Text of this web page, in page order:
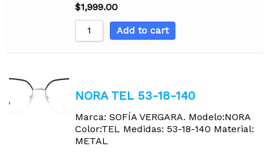
$1,999.00
Add to cart
NORA TEL 53-18-140
Marca: SOFÍA VERGARA. Modelo:NORA
Color:TEL Medidas: 53-18-140 Material:
METAL